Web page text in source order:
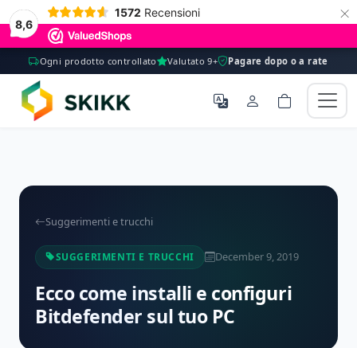
8,6
1572 Recensioni ×
Ogni prodotto controllato Valutato 9+ Pagare dopo o a rate
Suggerimenti e trucchi
SUGGERIMENTI E TRUCCHI December 9, 2019
Ecco come installi e configuri
Bitdefender sul tuo PC